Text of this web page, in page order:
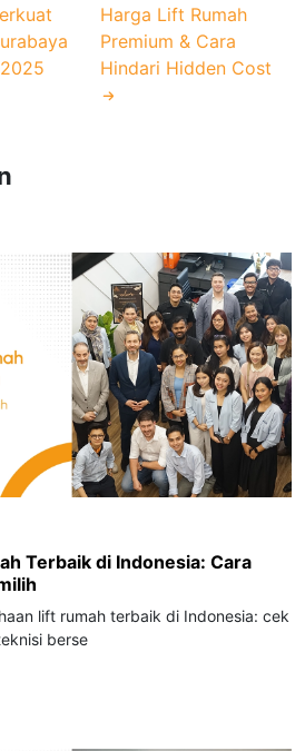
Harga Lift Rumah
Premium & Cara
Hindari Hidden Cost
Terbaik di Indonesia: Cara
lift rumah terbaik di Indonesia: cek
berse